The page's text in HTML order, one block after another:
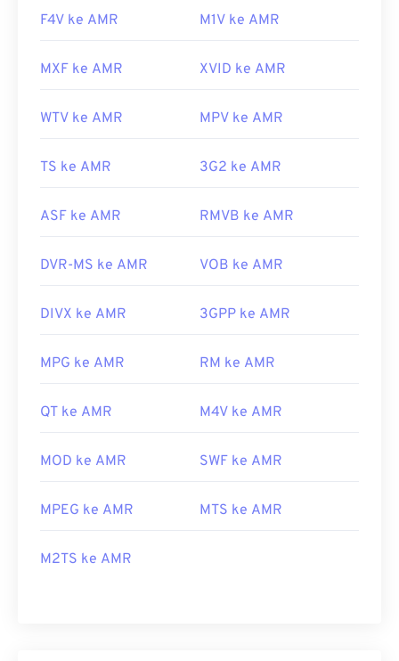
F4V ke AMR M1V ke AMR
MXF ke AMR XVID ke AMR
WTV ke AMR MPV ke AMR
TS ke AMR 3G2 ke AMR
ASF ke AMR RMVB ke AMR
DVR-MS ke AMR VOB ke AMR
DIVX ke AMR 3GPP ke AMR
MPG ke AMR RM ke AMR
QT ke AMR M4V ke AMR
MOD ke AMR SWF ke AMR
MPEG ke AMR MTS ke AMR
M2TS ke AMR